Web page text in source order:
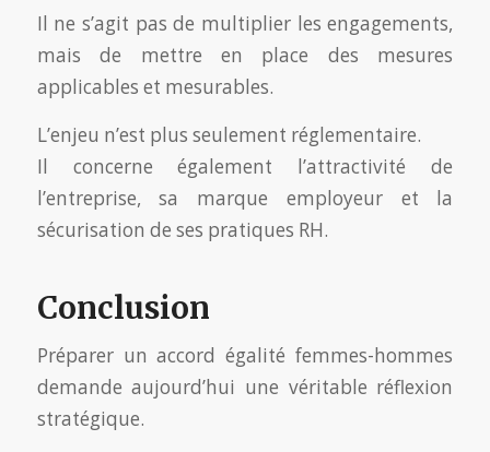
Il ne s’agit pas de multiplier les engagements,
mais de mettre en place des mesures
applicables et mesurables.
L’enjeu n’est plus seulement réglementaire.
Il concerne également l’attractivité de
l’entreprise, sa marque employeur et la
sécurisation de ses pratiques RH.
Conclusion
Préparer un accord égalité femmes-hommes
demande aujourd’hui une véritable réflexion
stratégique.